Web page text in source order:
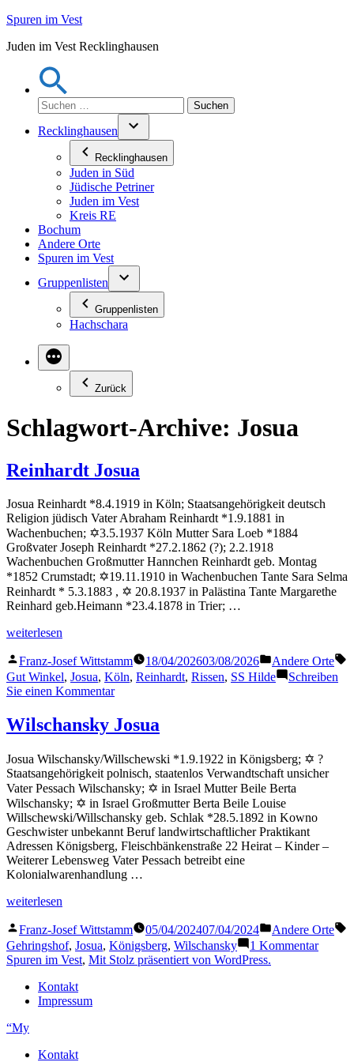
Zum
springen
Spuren im Vest
Juden im Vest Recklinghausen
Suchen
nach:
Recklinghausen
Recklinghausen
Juden in Süd
Jüdische Petriner
Juden im Vest
Kreis RE
Bochum
Andere Orte
Spuren im Vest
Gruppenlisten
Gruppenlisten
Hachschara
Zurück
Schlagwort-Archive: Josua
Reinhardt Josua
Josua Reinhardt *8.4.1919 in Köln; Staatsangehörigkeit deutsch
Religion jüdisch Vater Abraham Reinhardt *1.9.1881 in
Wachenbuchen; ✡3.5.1937 Köln Mutter Sara Loeb *1884
Großvater Joseph Reinhardt *27.2.1862 (?); 2.2.1918
Wachenbuchen Großmutter Hannchen Reinhardt geb. Montag
*1852 Crumstadt; ✡19.11.1910 in Wachenbuchen Tante Sara Selma
Reinhardt * 5.3.1883 , ✡ 20.8.1937 in Palästina Tante Margarethe
Reinhard geb.Heimann *23.4.1878 in Trier; …
„Reinhardt
weiterlesen
Veröffentlicht
von
Franz-Josef Wittstamm 18/04/202603/08/2026
Veröffentlicht
in
Andere Orte
Gut Winkel, Josua, Köln, Reinhardt, Rissen, SS Hilde
Schreiben
Sie einen Kommentarzu
Josua
Wilschansky Josua
Josua Wilschansky/Willschewski *1.9.1922 in Königsberg; ✡ ?
Staatsangehörigkeit polnisch, staatenlos Verwandtschaft unsicher
Vater Pessach Wilschansky; ✡ in Israel Mutter Beile Berta
Wilschansky; ✡ in Israel Großmutter Berta Beile Louise
Willschewski/Willschansky geb. Schlak *28.5.1892 in Kowno
Geschwister unbekannt Beruf landwirtschaftlicher Praktikant
Adressen Königsberg, Fleischbänkenstraße 22 Heirat – Kinder –
Weiterer Lebensweg Vater Pessach betreibt eine
Kolonialwarenhandlung …
„Wilschansky
weiterlesen
Veröffentlicht
von
Franz-Josef Wittstamm 05/04/202407/04/2024
Veröffentlicht
in
Andere Orte
Gehringshof, Josua, Königsberg, Wilschansky 1 Kommentarzu
Spuren im Vest, Mit Stolz präsentiert von WordPress.
Kontakt
Impressum
“My
Kontakt